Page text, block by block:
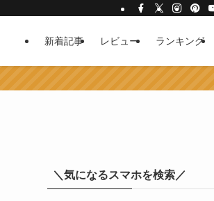
新着記事 レビュー ランキング
＼気になるスマホを検索／